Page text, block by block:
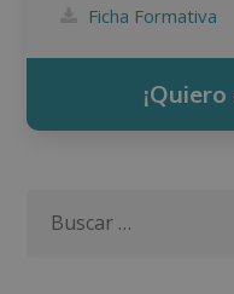
Ficha Formativa